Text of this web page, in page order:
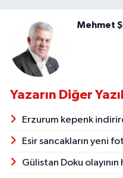
Mehmet
Yazarın Diğer
Erzurum kepenk
Esir sancakların yeni
Gülistan Doku olayının